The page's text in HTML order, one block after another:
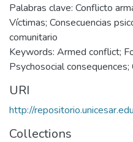
Palabras clave: Conflicto
Víctimas; Consecuencias
comunitario
Keywords: Armed conflict;
Psychosocial
URI
http://
Collections